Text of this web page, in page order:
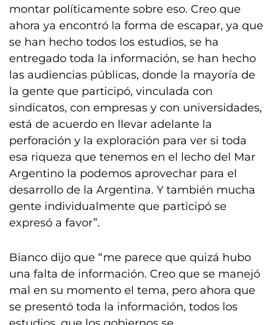
montar políticamente sobre eso. Creo que
ahora ya encontró la forma de escapar, ya que
se han hecho todos los estudios, se ha
entregado toda la información, se han hecho
las audiencias públicas, donde la mayoría de
la gente que participó, vinculada con
sindicatos, con empresas y con universidades,
está de acuerdo en llevar adelante la
perforación y la exploración para ver si toda
esa riqueza que tenemos en el lecho del Mar
Argentino la podemos aprovechar para el
desarrollo de la Argentina. Y también mucha
gente individualmente que participó se
expresó a favor”.
Bianco dijo que “me parece que quizá hubo
una falta de información. Creo que se manejó
mal en su momento el tema, pero ahora que
se presentó toda la información, todos los